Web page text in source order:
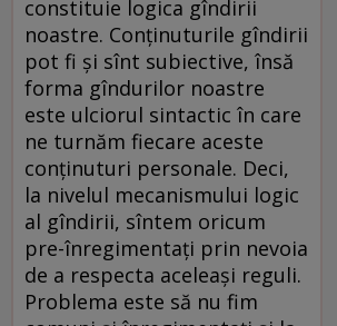
constituie logica gîndirii
noastre. Conținuturile gîndirii
pot fi și sînt subiective, însă
forma gîndurilor noastre
este ulciorul sintactic în care
ne turnăm fiecare aceste
conținuturi personale. Deci,
la nivelul mecanismului logic
al gîndirii, sîntem oricum
pre-înregimentați prin nevoia
de a respecta aceleași reguli.
Problema este să nu fim